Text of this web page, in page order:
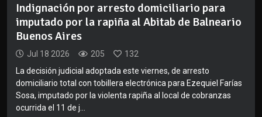
Indignación por arresto domiciliario para
imputado por la rapiña al Abitab de Balneario
Buenos Aires
Jul 18 2026 205
132
La decisión judicial adoptada este viernes, de arresto
domiciliario total con tobillera electrónica para Ezequiel Farías
Sosa, imputado por la violenta rapiña al local de cobranzas
ocurrida el 11 de j...